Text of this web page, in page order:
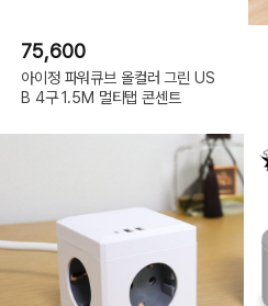
75,600
아이정 파워큐브 올컬러 그린 US
B 4구 1.5M 멀티탭 콘센트